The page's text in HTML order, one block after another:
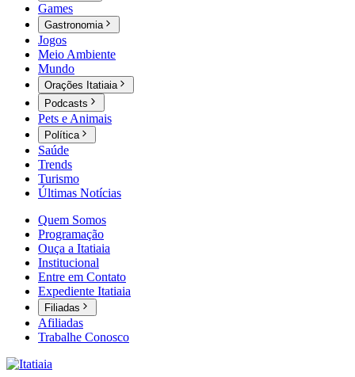
Games
Gastronomia
Jogos
Meio Ambiente
Mundo
Orações Itatiaia
Podcasts
Pets e Animais
Política
Saúde
Trends
Turismo
Últimas Notícias
Quem Somos
Programação
Ouça a Itatiaia
Institucional
Entre em Contato
Expediente Itatiaia
Filiadas
Afiliadas
Trabalhe Conosco